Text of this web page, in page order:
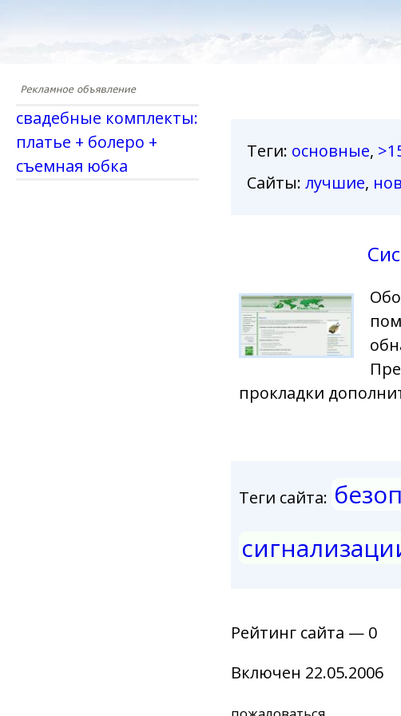
свадебные комплекты:
платье + болеро +
съемная юбка
Теги: основные,
Сайты: лучшие,
прокладки
Теги сайта:
Рейтинг сайта — 0
Включен 22.05.2006